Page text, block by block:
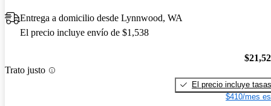
Entrega a domicilio desde Lynnwood, WA
El precio incluye envío de $1,538
Trato justo
El precio incluye tasas
$410/mes